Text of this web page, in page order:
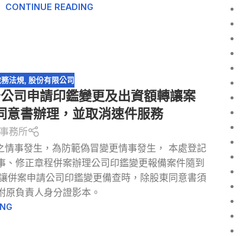
CONTINUE READING
法規 股份有限公司
司申請印鑑變更及出資額轉讓案
意書辦理，並取消速件服務
務所
事發生，為防範偽冒變更情事發生， 本處登記
修正章程併案辦理公司印鑑變更報備案件隨到
併案申請公司印鑑變更備查時，除股東同意書須
原負責人身分證影本。